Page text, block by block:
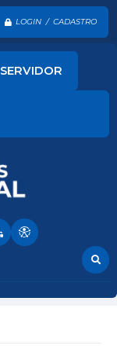
LOGIN / CADASTRO
SERVIDOR